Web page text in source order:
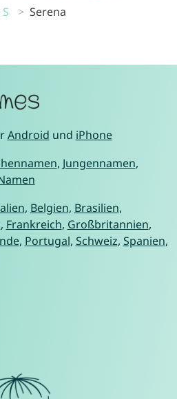
Serena
Android und iPhone
, Jungennamen,
, Belgien, Brasilien,
, Frankreich, Großbritannien,
, Portugal, Schweiz, Spanien,